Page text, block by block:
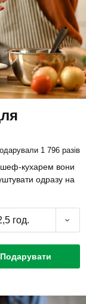
1 796 разів
шеф-кухарем вони
одразу на
год.
Подарувати